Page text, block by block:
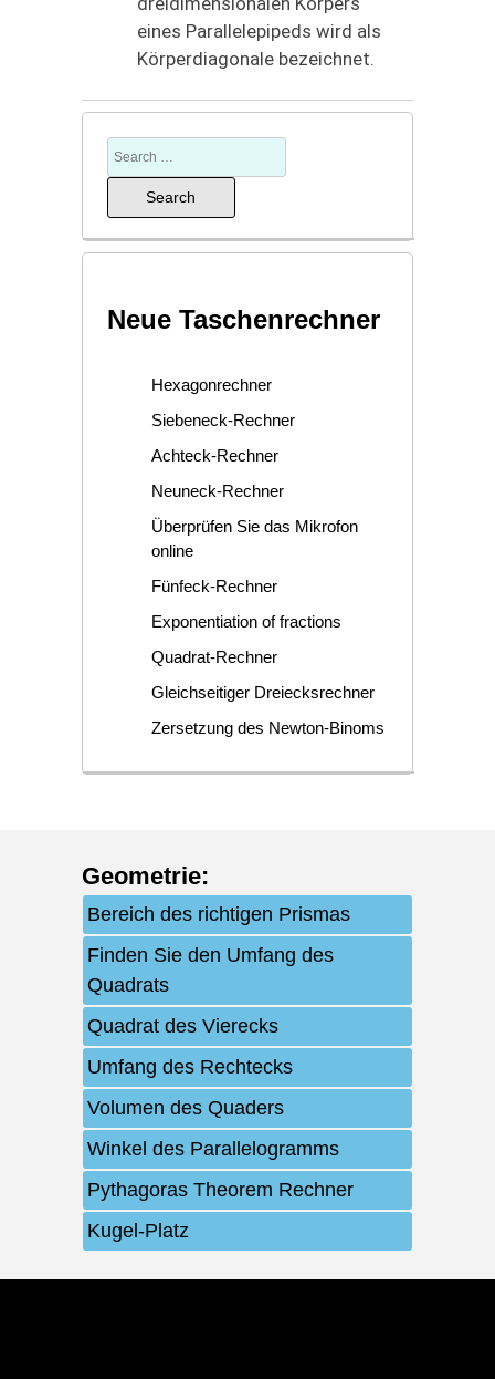
eines Parallelepipeds wird als
Körperdiagonale bezeichnet.
Neue Taschenrechner
Hexagonrechner
Siebeneck-Rechner
Achteck-Rechner
Neuneck-Rechner
Überprüfen Sie das Mikrofon
online
Fünfeck-Rechner
Exponentiation of fractions
Quadrat-Rechner
Gleichseitiger Dreiecksrechner
Zersetzung des Newton-Binoms
Geometrie:
Bereich des richtigen Prismas
Finden Sie den Umfang des
Quadrats
Quadrat des Vierecks
Umfang des Rechtecks
Volumen des Quaders
Winkel des Parallelogramms
Pythagoras Theorem Rechner
Kugel-Platz